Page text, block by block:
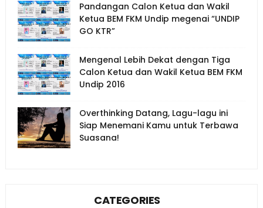
Pandangan Calon Ketua dan Wakil
Ketua BEM FKM Undip megenai “UNDIP
GO KTR”
Mengenal Lebih Dekat dengan Tiga
Calon Ketua dan Wakil Ketua BEM FKM
Undip 2016
Overthinking Datang, Lagu-lagu ini
Siap Menemani Kamu untuk Terbawa
Suasana!
CATEGORIES